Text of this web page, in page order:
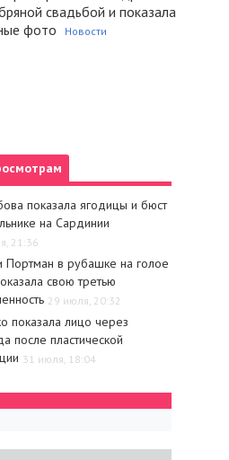
свадьбой и показала
фото
Новости
показала ягодицы и бюст
на Сардинии
21:36
Портман в рубашке на голое
свою третью
29 июля, 20:32
показала лицо через
после пластической
31 июля, 18:04